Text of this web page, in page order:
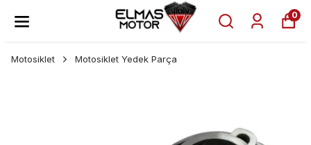
0
Motosiklet Motosiklet Yedek Parça